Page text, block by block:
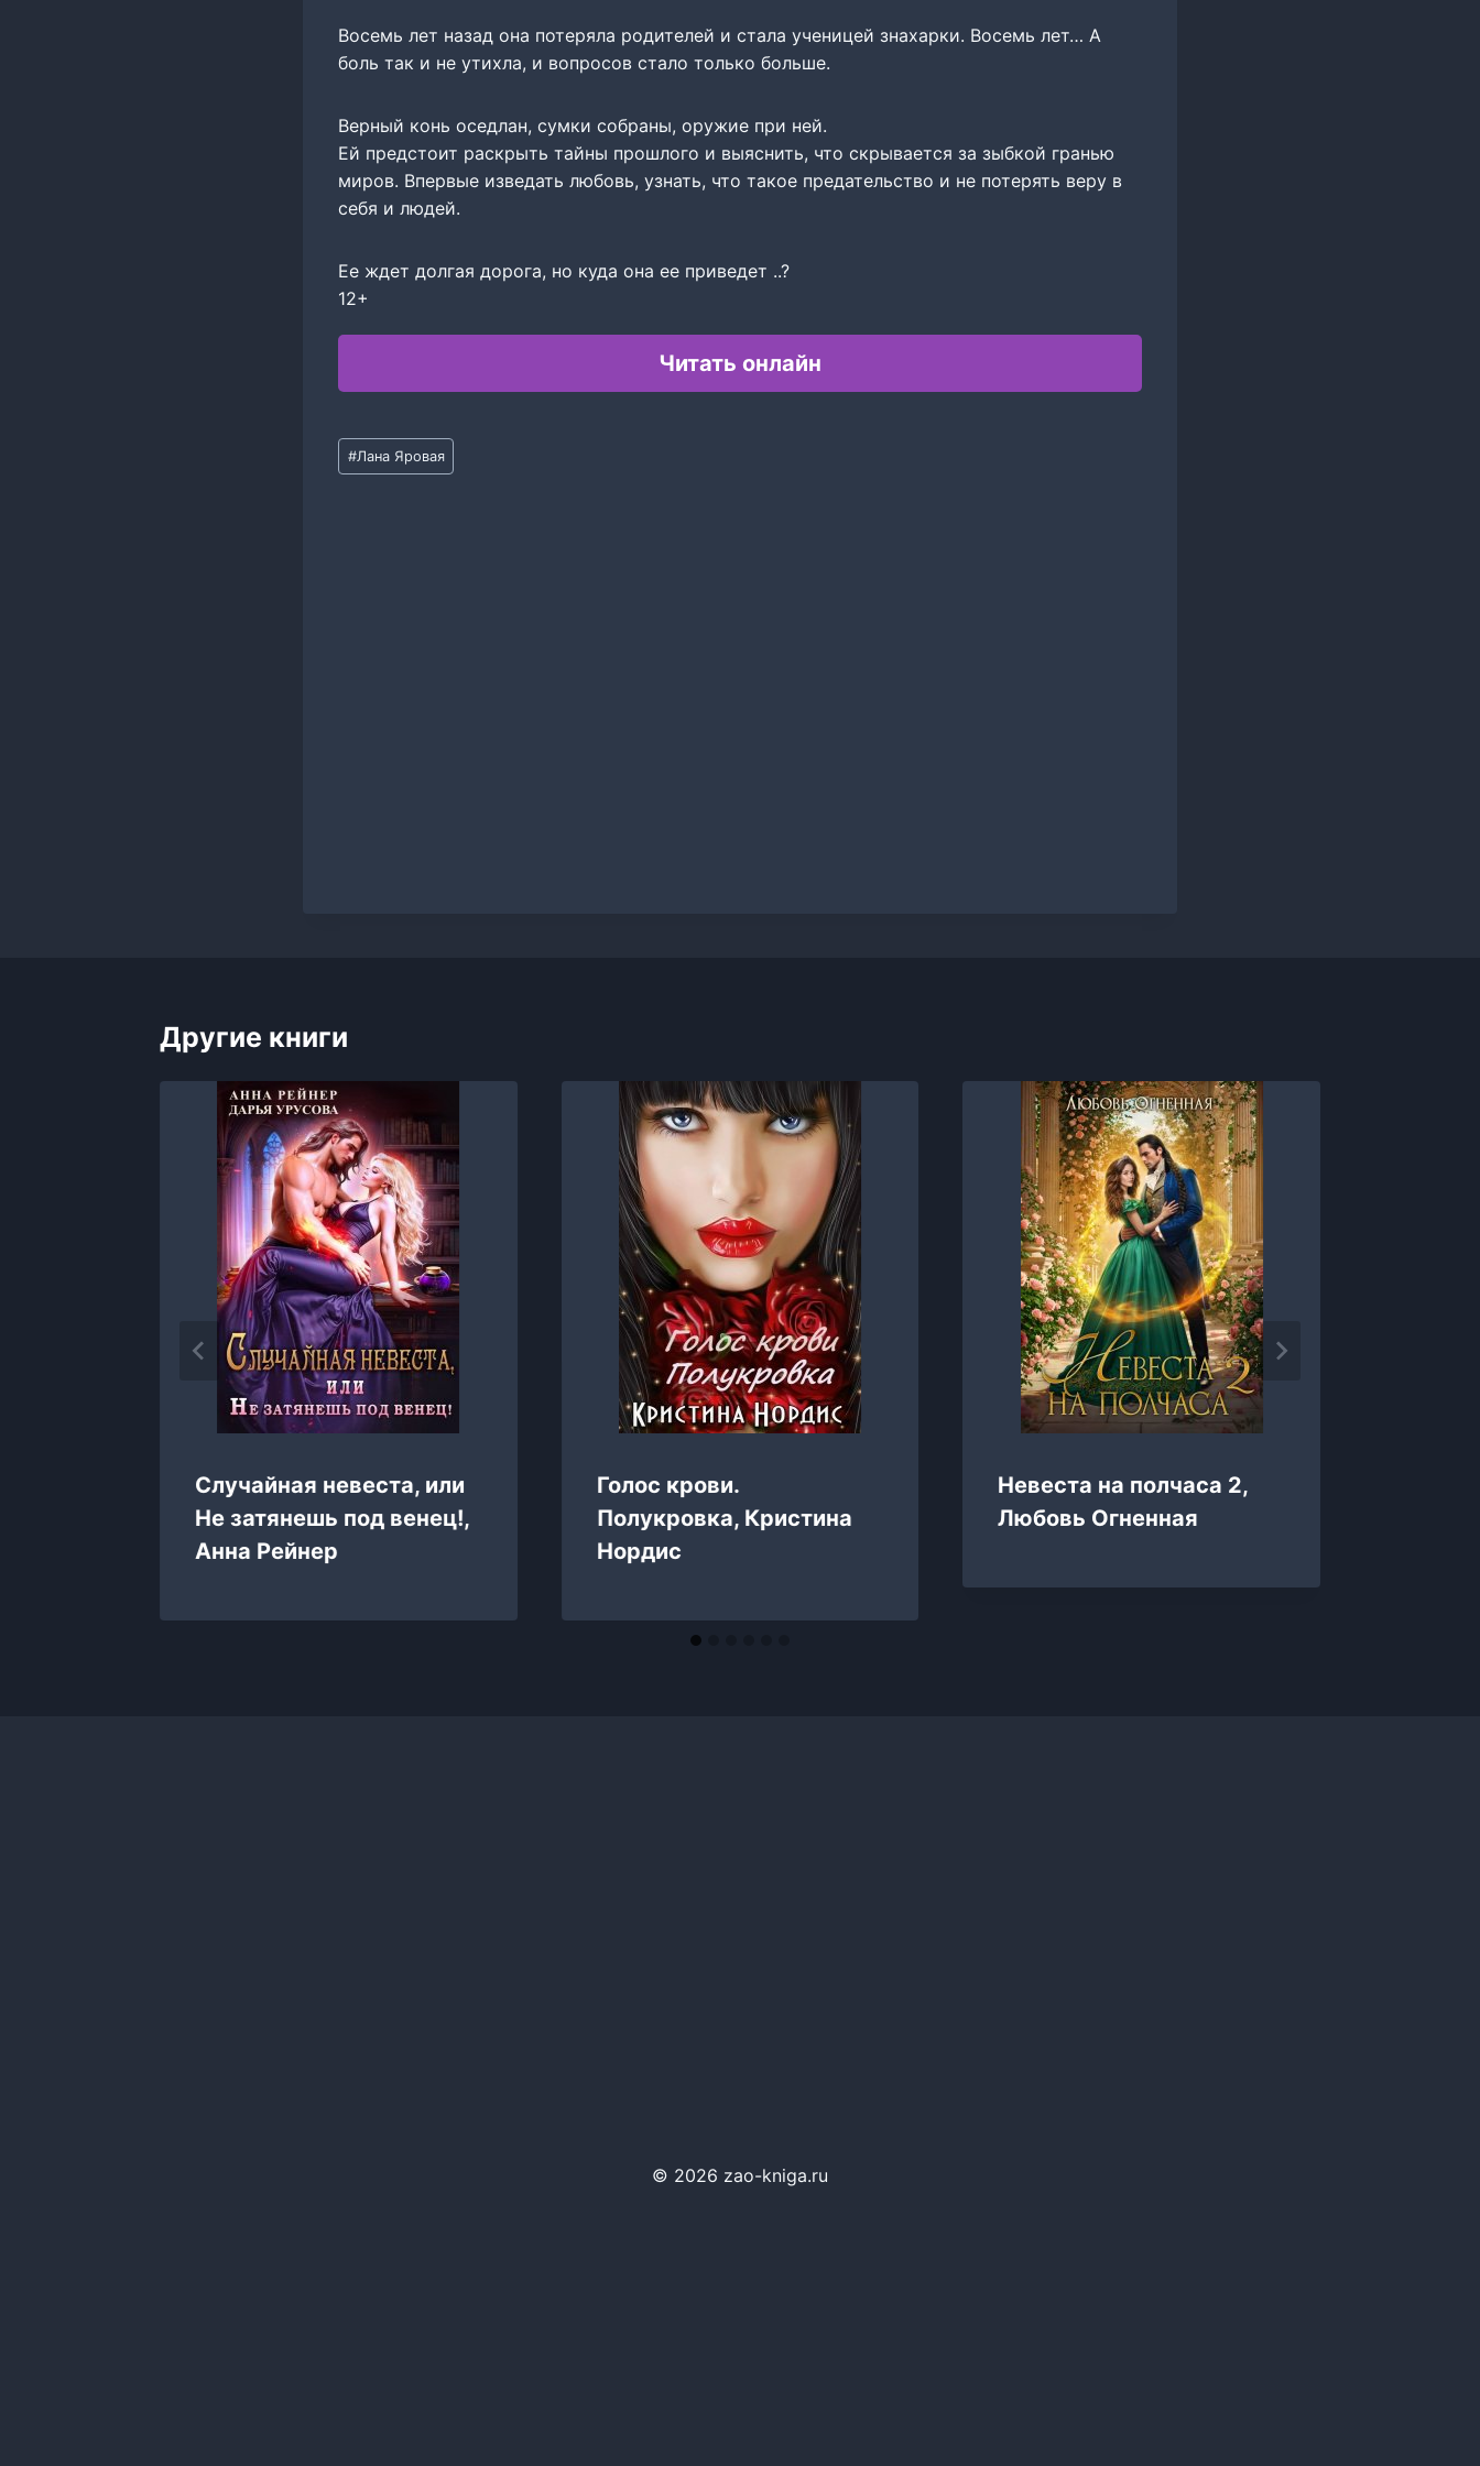
Восемь лет назад она потеряла родителей и стала ученицей знахарки. Восемь лет… А
боль так и не утихла, и вопросов стало только больше.
Верный конь оседлан, сумки собраны, оружие при ней.
Ей предстоит раскрыть тайны прошлого и выяснить, что скрывается за зыбкой гранью
миров. Впервые изведать любовь, узнать, что такое предательство и не потерять веру в
себя и людей.
Ее ждет долгая дорога, но куда она ее приведет ..?
12+
Читать онлайн
Метки
записи:
#Лана Яровая
Другие книги
Случайная невеста, или
Не затянешь под венец!,
Анна Рейнер
Голос крови.
Полукровка, Кристина
Нордис
Невеста на полчаса 2,
Любовь Огненная
© 2026 zao-kniga.ru